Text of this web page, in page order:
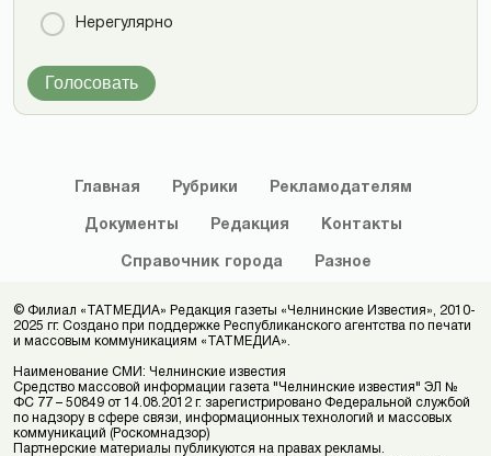
Нерегулярно
Голосовать
Главная Рубрики Рекламодателям
Документы Редакция Контакты
Справочник города Разное
© Филиал «ТАТМЕДИА» Редакция газеты «Челнинские Известия», 2010-
2025 гг. Создано при поддержке Республиканского агентства по печати
и массовым коммуникациям «ТАТМЕДИА».
Наименование СМИ: Челнинские известия
Средство массовой информации газета "Челнинские известия" ЭЛ №
ФС 77 – 50849 от 14.08.2012 г. зарегистрировано Федеральной службой
по надзору в сфере связи, информационных технологий и массовых
коммуникаций (Роскомнадзор)
Партнерские материалы публикуются на правах рекламы.